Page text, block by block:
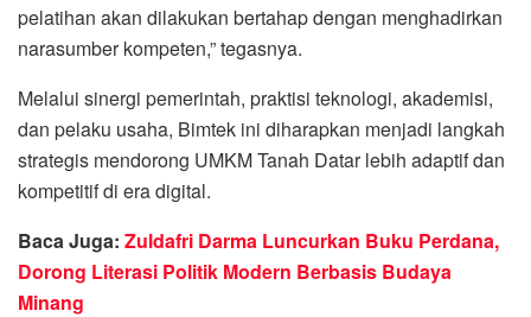
pelatihan akan dilakukan bertahap dengan menghadirkan
narasumber kompeten,” tegasnya.
Melalui sinergi pemerintah, praktisi teknologi, akademisi,
dan pelaku usaha, Bimtek ini diharapkan menjadi langkah
strategis mendorong UMKM Tanah Datar lebih adaptif dan
kompetitif di era digital.
Baca Juga: Zuldafri Darma Luncurkan Buku Perdana,
Dorong Literasi Politik Modern Berbasis Budaya
Minang